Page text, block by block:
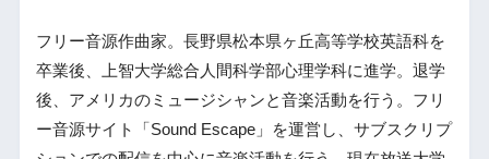
フリー音源作曲家。長野県松本県ヶ丘高等学校英語科を
卒業後、上智大学総合人間科学部心理学科に進学。退学
後、アメリカのミュージシャンと音楽活動を行う。フリ
ー音源サイト「Sound Escape」を運営し、サブスクリプ